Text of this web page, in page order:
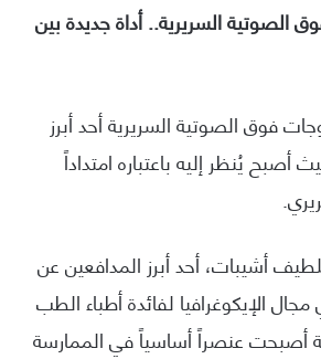
الصوتية السريرية.. أداة جديدة بين
فوق الصوتية السريرية أحد أبرز
أصبح يُنظر إليه باعتباره امتداداً
أشيبات، أحد أبرز المدافعين عن
الإيكوغرافيا لفائدة أطباء الطب
أصبحت عنصراً أساسياً في الممارسة